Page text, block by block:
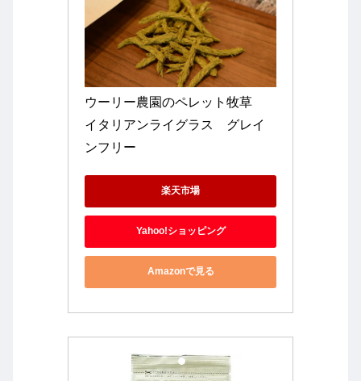
ウーリー農園のペレット牧草
イタリアンライグラス　グレイ
ンフリー
楽天市場
Yahoo!ショッピング
Amazonで見る